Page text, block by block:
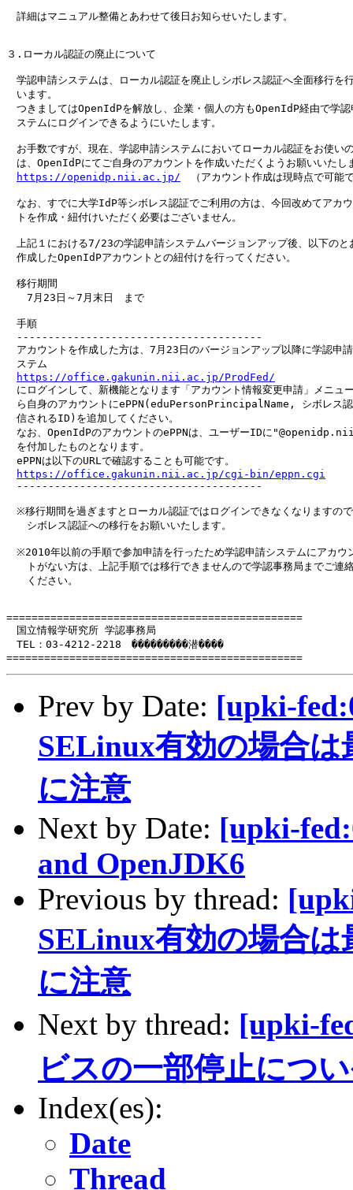
詳細はマニュアル整備とあわせて後日お知らせいたします。
３.ローカル認証の廃止について
学認申請システムは、ローカル認証を廃止しシボレス認証へ全面移行を
います。
つきましてはOpenIdPを解放し、企業・個人の方もOpenIdP経由で学認
ステムにログインできるようにいたします。
お手数ですが、現在、学認申請システムにおいてローカル認証をお使い
は、OpenIdPにてご自身のアカウントを作成いただくようお願いいたし
https://openidp.nii.ac.jp/ （アカウント作成は現時点で可能
なお、すでに大学IdP等シボレス認証でご利用の方は、今回改めてアカ
トを作成・紐付けいただく必要はございません。
上記１における7/23の学認申請システムバージョンアップ後、以下のと
作成したOpenIdPアカウントとの紐付けを行ってください。
移行期間
7月23日～7月末日　まで
手順
---------------------------------------
アカウントを作成した方は、7月23日のバージョンアップ以降に学認申
ステム
https://office.gakunin.nii.ac.jp/ProdFed/
にログインして、新機能となります「アカウント情報変更申請」メニュ
ら自身のアカウントにePPN(eduPersonPrincipalName, シボレス認
信されるID)を追加してください。
なお、OpenIdPのアカウントのePPNは、ユーザーIDに
を付加したものとなります。
ePPNは以下のURLで確認することも可能です。
https://office.gakunin.nii.ac.jp/cgi-bin/eppn.cgi
---------------------------------------
※移行期間を過ぎますとローカル認証ではログインできなくなりますの
シボレス認証への移行をお願いいたします。
※2010年以前の手順で参加申請を行ったため学認申請システムにアカウ
トがない方は、上記手順では移行できませんので学認事務局までご連
ください。
===============================================
国立情報学研究所 学認事務局
TEL：03-4212-2218　���������潜����
===============================================
Prev by Date: [upki-
SELinux有効の場合
に注意
Next by Date: [upki-
and OpenJDK6
Previous by thread:
SELinux有効の場合
に注意
Next by thread: [upki-
ビスの一部停止につ
Index(es):
Date
Thread